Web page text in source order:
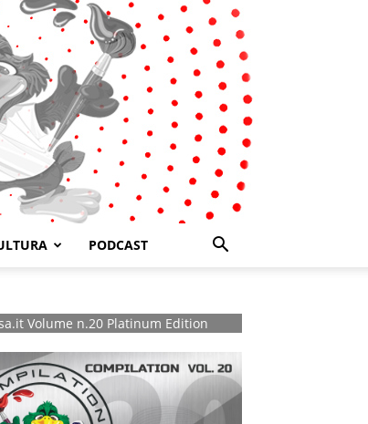
PODCAST
Volume n.20 Platinum Edition